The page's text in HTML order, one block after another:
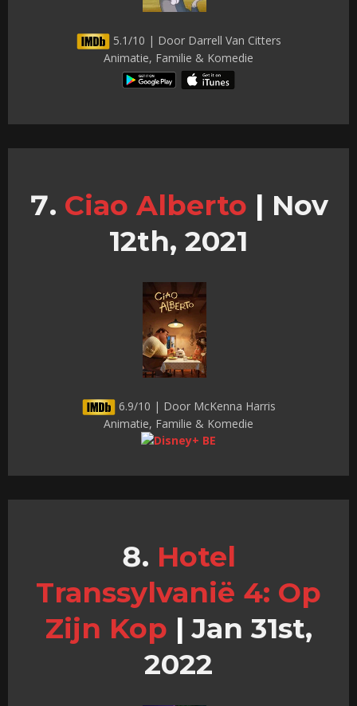
5.1/10 | Door Darrell Van Citters
Animatie, Familie & Komedie
Ciao Alberto | Nov
12th, 2021
6.9/10 | Door McKenna Harris
Animatie, Familie & Komedie
Hotel
Transsylvanië 4: Op
Zijn Kop | Jan 31st,
2022